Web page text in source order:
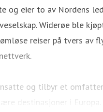
og eier to av Nordens
Widerøe ble
reiser på tvers av
og tilbyr et
destinasjoner i Europa.